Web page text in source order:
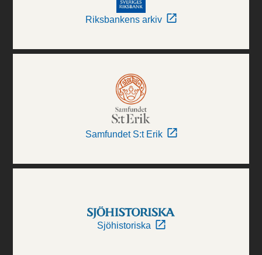
Riksbankens arkiv
Samfundet S:t Erik
Sjöhistoriska